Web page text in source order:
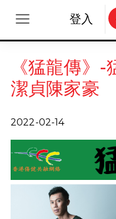
登入
《猛龍傳》
潔貞陳家豪
2022-02-14